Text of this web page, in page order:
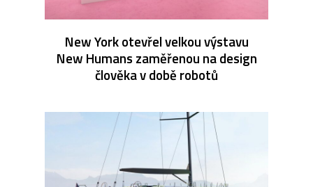
New York otevřel velkou výstavu
New Humans zaměřenou na design
člověka v době robotů